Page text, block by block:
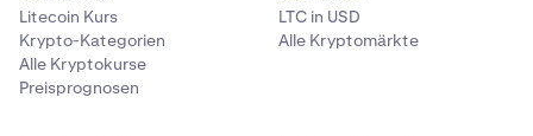
Litecoin Kurs
Krypto-Kategorien
Alle Kryptokurse
Preisprognosen
LTC in USD
Alle Kryptomärkte